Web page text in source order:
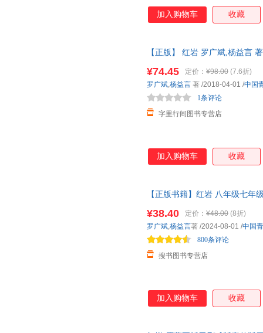
争、重庆城内的学生运动和地
的社会背景，形成纷繁的斗争
度和深度再现了国民党统治行
的英雄形象，光彩照人，感人
色，既揭示了他们的反动本质
变化，善于刻画人物心理活
加入购物车 收藏
【正版】 红岩 罗广斌,杨益言
¥74.45 定价： ¥98.00 (7.6折)
字里行间图书专营店
1条评论
罗广斌,杨益言 著 /2018-04-01 /中国
加入购物车 收藏
【正版书籍】红岩 八年级七年
¥38.40 定价： ¥48.00 (8折)
搜书图书专营店
800条评论
罗广斌,杨益言著 /2024-08-01 /中国
加入购物车 收藏